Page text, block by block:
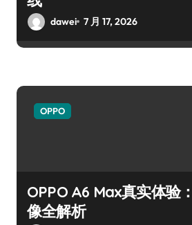
dawei 7 月 17, 2026
OPPO
OPPO A6 Max真实体验
像全解析